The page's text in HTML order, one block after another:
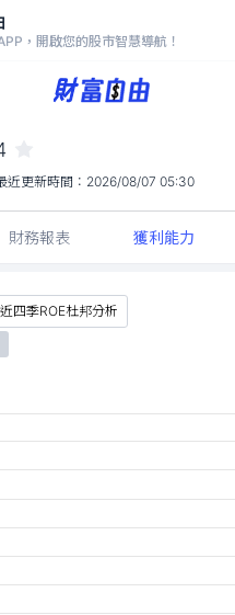
，開啟您的股市智慧導航！
0.00
NaN%
近更新時間： 2026/08/07 05:30
財務報表 獲利能力
近四季ROE杜邦分析